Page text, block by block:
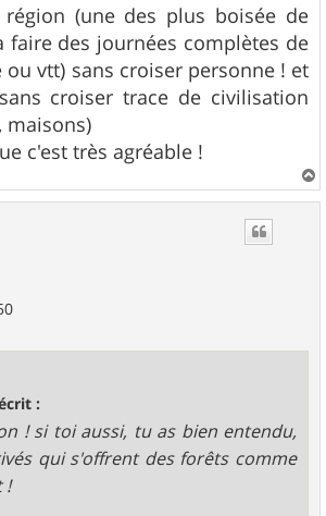
(une des plus boisée de
faire des journées complètes de
ou vtt) sans croiser personne ! et
croiser trace de civilisation
maisons)
c'est très agréable !
a
:
! si toi aussi, tu as bien entendu,
qui s'offrent des forêts comme
!